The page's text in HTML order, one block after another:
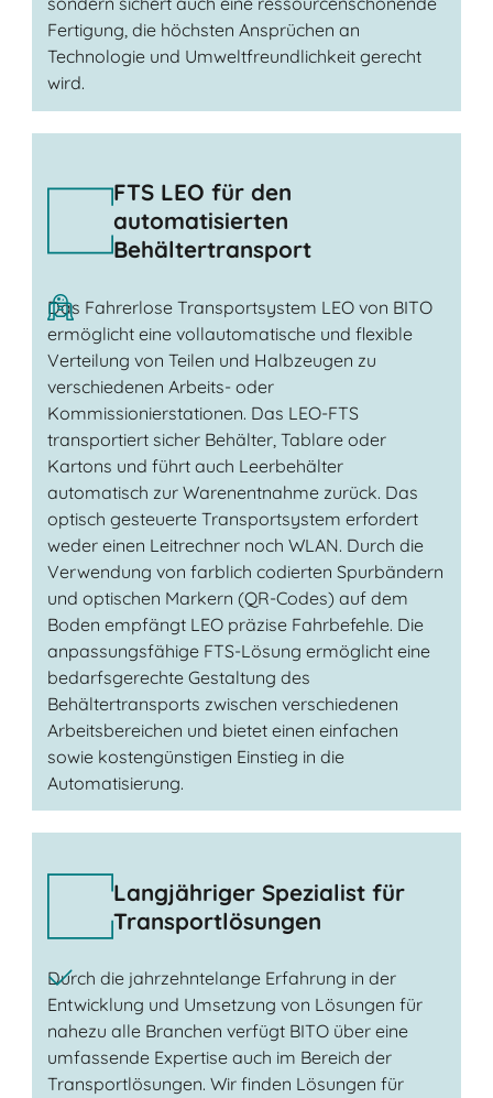
Fertigung, die höchsten Ansprüchen an
Technologie und Umweltfreundlichkeit gerecht
wird.
FTS LEO für den
automatisierten
Behältertransport
Das Fahrerlose Transportsystem LEO von BITO
ermöglicht eine vollautomatische und flexible
Verteilung von Teilen und Halbzeugen zu
verschiedenen Arbeits- oder
Kommissionierstationen. Das LEO-FTS
transportiert sicher Behälter, Tablare oder
Kartons und führt auch Leerbehälter
automatisch zur Warenentnahme zurück. Das
optisch gesteuerte Transportsystem erfordert
weder einen Leitrechner noch WLAN. Durch die
Verwendung von farblich codierten Spurbändern
und optischen Markern (QR-Codes) auf dem
Boden empfängt LEO präzise Fahrbefehle. Die
anpassungsfähige FTS-Lösung ermöglicht eine
bedarfsgerechte Gestaltung des
Behältertransports zwischen verschiedenen
Arbeitsbereichen und bietet einen einfachen
sowie kostengünstigen Einstieg in die
Automatisierung.
Langjähriger Spezialist für
Transportlösungen
Durch die jahrzehntelange Erfahrung in der
Entwicklung und Umsetzung von Lösungen für
nahezu alle Branchen verfügt BITO über eine
umfassende Expertise auch im Bereich der
Transportlösungen. Wir finden Lösungen für